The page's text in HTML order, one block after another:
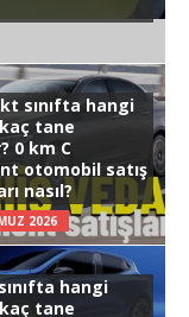
sınıfta hangi
tane
0 km C
otomobil satış
nasıl?
2026
hangi
tane